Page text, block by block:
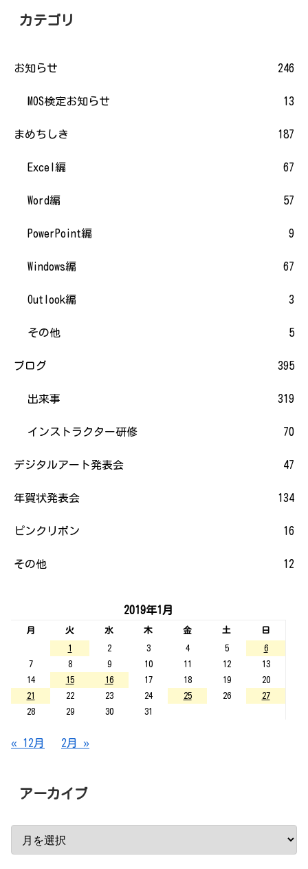
カテゴリ
お知らせ 246
MOS検定お知らせ 13
まめちしき 187
Excel編 67
Word編 57
PowerPoint編 9
Windows編 67
Outlook編 3
その他 5
ブログ 395
出来事 319
インストラクター研修 70
デジタルアート発表会 47
年賀状発表会 134
ピンクリボン 16
その他 12
2019年1月
月 火 水 木 金 土
日
1
2 3 4 5
6
7
8 9 10 11 12
13
14
15 16 17 18 19
20
21
22 23 24 25 26
27
28
29 30 31
« 12月 2月 »
アーカイブ